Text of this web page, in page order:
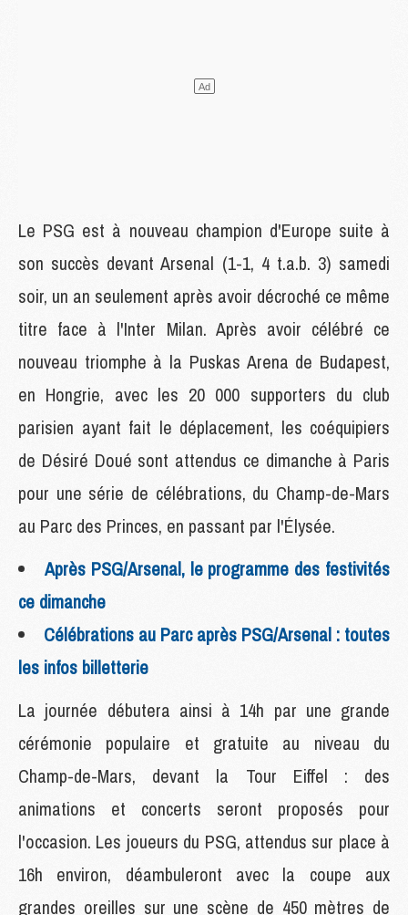
Le PSG est à nouveau champion d'Europe suite à
son succès devant Arsenal (1-1, 4 t.a.b. 3) samedi
soir, un an seulement après avoir décroché ce même
titre face à l'Inter Milan. Après avoir célébré ce
nouveau triomphe à la Puskas Arena de Budapest,
en Hongrie, avec les 20 000 supporters du club
parisien ayant fait le déplacement, les coéquipiers
de Désiré Doué sont attendus ce dimanche à Paris
pour une série de célébrations, du Champ-de-Mars
au Parc des Princes, en passant par l'Élysée.
Après PSG/Arsenal, le programme des festivités
ce dimanche
Célébrations au Parc après PSG/Arsenal : toutes
les infos billetterie
La journée débutera ainsi à 14h par une grande
cérémonie populaire et gratuite au niveau du
Champ-de-Mars, devant la Tour Eiffel : des
animations et concerts seront proposés pour
l'occasion. Les joueurs du PSG, attendus sur place à
16h environ, déambuleront avec la coupe aux
grandes oreilles sur une scène de 450 mètres de